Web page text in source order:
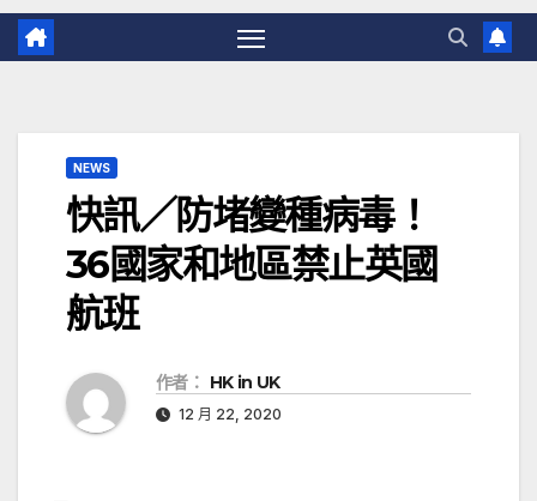
NEWS
快訊／防堵變種病毒！
36國家和地區禁止英國
航班
作者： HK in UK
12 月 22, 2020